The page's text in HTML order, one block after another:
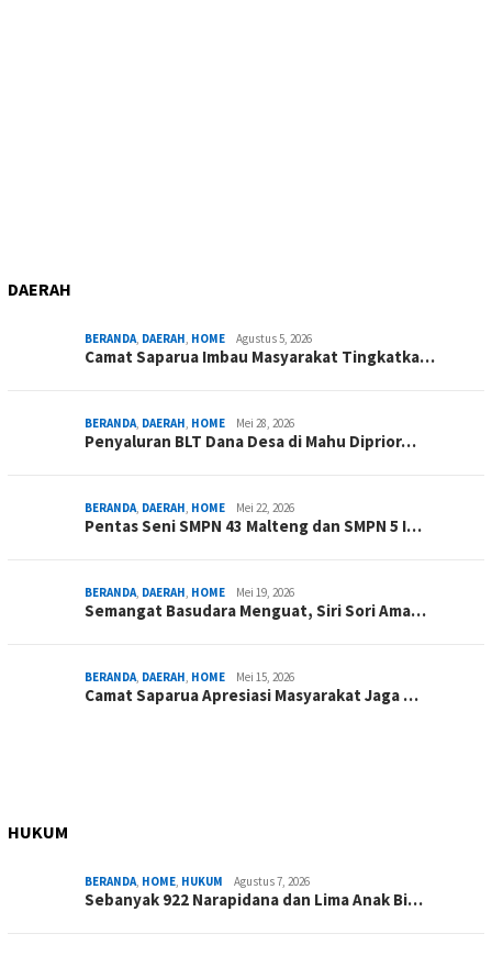
DAERAH
BERANDA DAERAH HOME Agustus 5, 2026
Camat Saparua Imbau Masyarakat Tingkatka…
BERANDA DAERAH HOME Mei 28, 2026
Penyaluran BLT Dana Desa di Mahu Diprior…
BERANDA DAERAH HOME Mei 22, 2026
Pentas Seni SMPN 43 Malteng dan SMPN 5 I…
BERANDA DAERAH HOME Mei 19, 2026
Semangat Basudara Menguat, Siri Sori Ama…
BERANDA DAERAH HOME Mei 15, 2026
Camat Saparua Apresiasi Masyarakat Jaga …
HUKUM
BERANDA HOME HUKUM Agustus 7, 2026
Sebanyak 922 Narapidana dan Lima Anak Bi…